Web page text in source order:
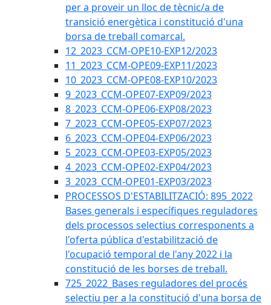
per a proveir un lloc de tècnic/a de
transició energètica i constitució d'una
borsa de treball comarcal.
12_2023_CCM-OPE10-EXP12/2023
11_2023_CCM-OPE09-EXP11/2023
10_2023_CCM-OPE08-EXP10/2023
9_2023_CCM-OPE07-EXP09/2023
8_2023_CCM-OPE06-EXP08/2023
7_2023_CCM-OPE05-EXP07/2023
6_2023_CCM-OPE04-EXP06/2023
5_2023_CCM-OPE03-EXP05/2023
4_2023_CCM-OPE02-EXP04/2023
3_2023_CCM-OPE01-EXP03/2023
PROCESSOS D'ESTABILITZACIÓ: 895_2022
Bases generals i específiques reguladores
dels processos selectius corresponents a
l'oferta pública d'estabilització de
l'ocupació temporal de l'any 2022 i la
constitució de les borses de treball.
725_2022_Bases reguladores del procés
selectiu per a la constitució d'una borsa de